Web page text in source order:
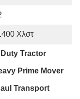
Χλστ
Tractor
Prime Mover
Transport